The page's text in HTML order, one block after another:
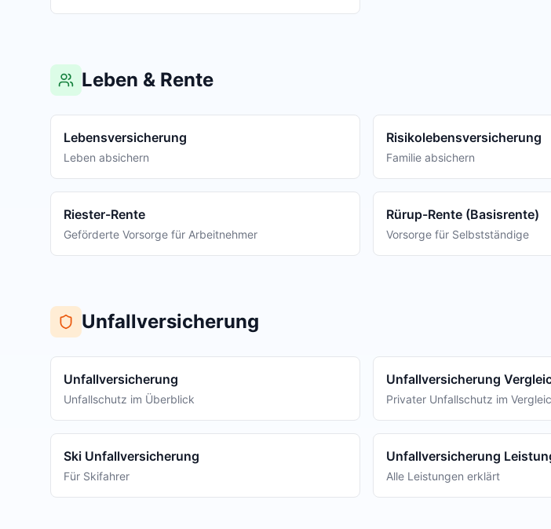
Leben & Rente
Lebensversicherung
Leben absichern
Risikolebensversicherung
Familie absichern
Riester-Rente
Geförderte Vorsorge für Arbeitnehmer
Rürup-Rente (Basisrente)
Vorsorge für Selbstständige
Unfallversicherung
Unfallversicherung
Unfallschutz im Überblick
Unfallversicherung
Privater Unfallschutz im
Ski Unfallversicherung
Für Skifahrer
Unfallversicherung
Alle Leistungen erklärt